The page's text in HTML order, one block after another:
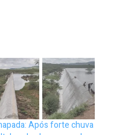
Após forte chuva